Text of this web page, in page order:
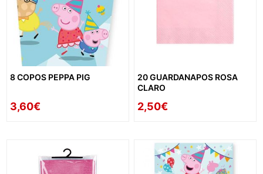
8 COPOS PEPPA PIG
3,60€
20 GUARDANAPOS ROSA
CLARO
2,50€